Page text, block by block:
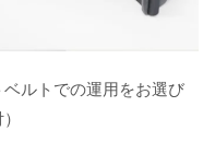
ルトでの運用をお選び